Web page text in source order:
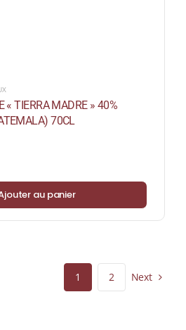
« TIERRA MADRE » 40%
70CL
au panier
1 2 Next